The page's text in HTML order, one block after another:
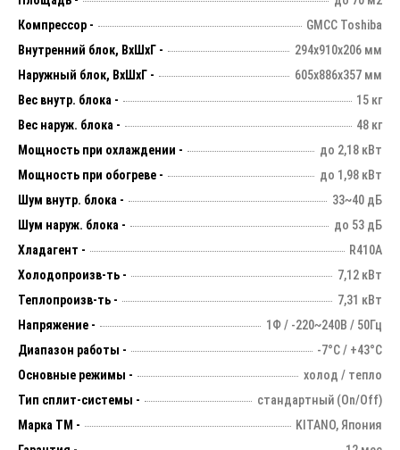
Компрессор -
GMCC Toshiba
Внутренний блок, ВхШхГ -
294х910х206 мм
Наружный блок, ВхШхГ -
605х886х357 мм
Вес внутр. блока -
15 кг
Вес наруж. блока -
48 кг
Мощность при охлаждении -
до 2,18 кВт
Мощность при обогреве -
до 1,98 кВт
Шум внутр. блока -
33~40 дБ
Шум наруж. блока -
до 53 дБ
Хладагент -
R410A
Холодопроизв-ть -
7,12 кВт
Теплопроизв-ть -
7,31 кВт
Напряжение -
1Ф / -220~240В / 50Гц
Диапазон работы -
-7°С / +43°С
Основные режимы -
холод / тепло
Тип сплит-системы -
стандартный (On/Off)
Марка ТМ -
KITANO, Япония